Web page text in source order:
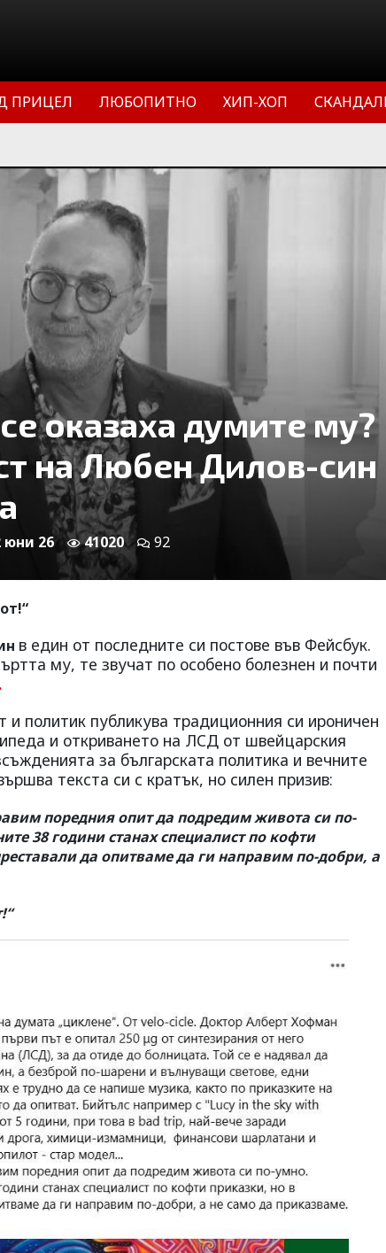
ПРИЦЕЛ ЛЮБОПИТНО ХИП-ХОП
оказаха думите му?
на Любен Дилов-син
юни 26 41020 92
в един от последните си постове във Фейсбук.
му, те звучат по особено болезнен и почти
и политик публикува традиционния си ироничен
и откриването на ЛСД от швейцарския
за българската политика и вечните
текста си с кратък, но силен призив:
поредния опит да подредим живота си по-
38 години станах специалист по кофти
да опитваме да ги направим по-добри, а